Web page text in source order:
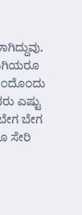
ಎಷ್ಟು
ಬೇಗ
ಸೇರಿ